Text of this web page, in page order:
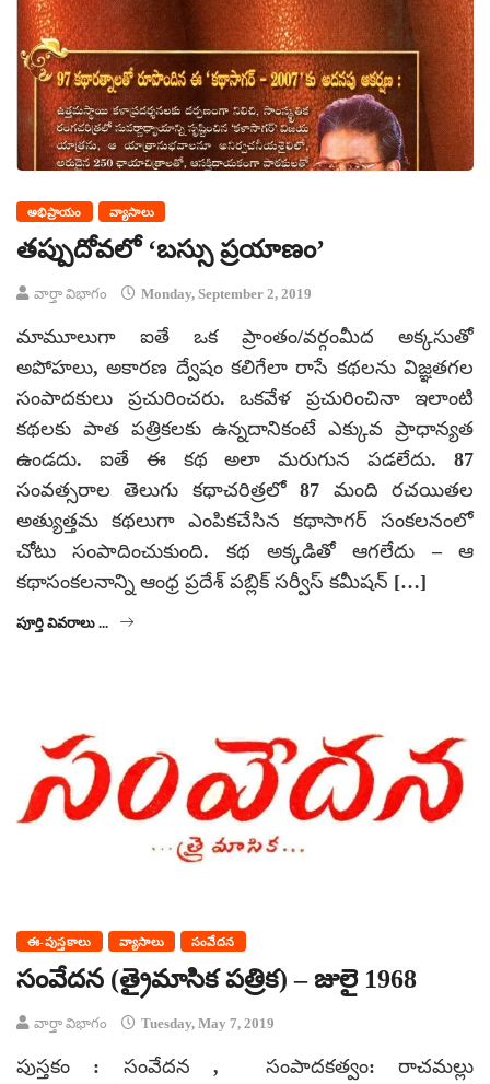
అభిప్రాయం వ్యాసాలు
తప్పుదోవలో ‘బస్సు ప్రయాణం’
వార్తా విభాగం Monday, September 2, 2019
మామూలుగా ఐతే ఒక ప్రాంతం/వర్గంమీద అక్కసుతో
అపోహలు, అకారణ ద్వేషం కలిగేలా రాసే కథలను విజ్ఞతగల
సంపాదకులు ప్రచురించరు. ఒకవేళ ప్రచురించినా ఇలాంటి
కథలకు పాత పత్రికలకు ఉన్నదానికంటే ఎక్కువ ప్రాధాన్యత
ఉండదు. ఐతే ఈ కథ అలా మరుగున పడలేదు. 87
సంవత్సరాల తెలుగు కథాచరిత్రలో 87 మంది రచయితల
అత్యుత్తమ కథలుగా ఎంపికచేసిన కథాసాగర్ సంకలనంలో
చోటు సంపాదించుకుంది. కథ అక్కడితో ఆగలేదు – ఆ
కథాసంకలనాన్ని ఆంధ్ర ప్రదేశ్ పబ్లిక్ సర్వీస్ కమీషన్ […]
పూర్తి వివరాలు ...
ఈ-పుస్తకాలు వ్యాసాలు సంవేదన
సంవేదన (త్రైమాసిక పత్రిక) – జులై 1968
వార్తా విభాగం Tuesday, May 7, 2019
పుస్తకం : సంవేదన , సంపాదకత్వం: రాచమల్లు